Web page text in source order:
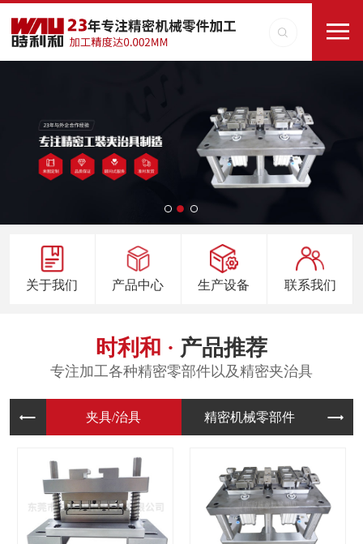
关于我们 产品中心 生产设备 联系我们
时利和 · 产品推荐
专注加工各种精密零部件以及精密夹治具
夹具/治 精密机械